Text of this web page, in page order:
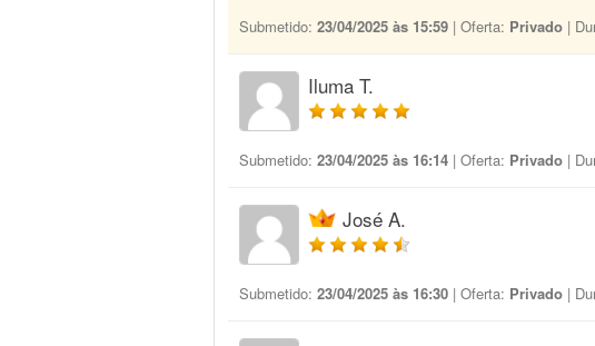
Submetido: 23/04/2025 às 15:59 | Oferta: Privado |
Iluma T.
Submetido: 23/04/2025 às 16:14 | Oferta: Privado |
José A.
Submetido: 23/04/2025 às 16:30 | Oferta: Privado |